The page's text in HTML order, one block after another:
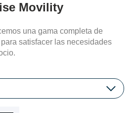
Movility
una gama completa de
satisfacer las necesidades